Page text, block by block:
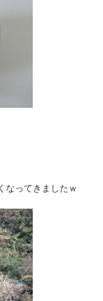
なってきましたｗ